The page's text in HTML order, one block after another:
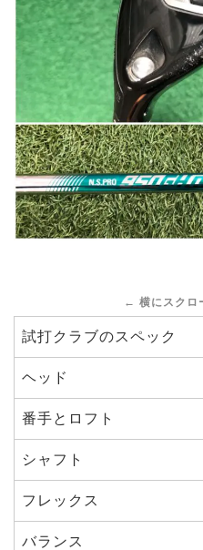
試打クラブのスペック
ヘッド
番手とロフト
シャフト
フレックス
バランス